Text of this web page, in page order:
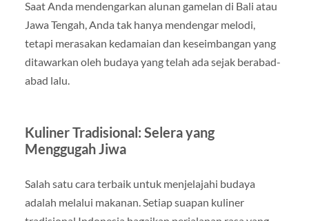
Saat Anda mendengarkan alunan gamelan di Bali atau
Jawa Tengah, Anda tak hanya mendengar melodi,
tetapi merasakan kedamaian dan keseimbangan yang
ditawarkan oleh budaya yang telah ada sejak berabad-
abad lalu.
Kuliner Tradisional: Selera yang
Menggugah Jiwa
Salah satu cara terbaik untuk menjelajahi budaya
adalah melalui makanan. Setiap suapan kuliner